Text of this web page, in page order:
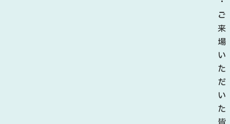
ご
来
場
い
た
だ
い
た